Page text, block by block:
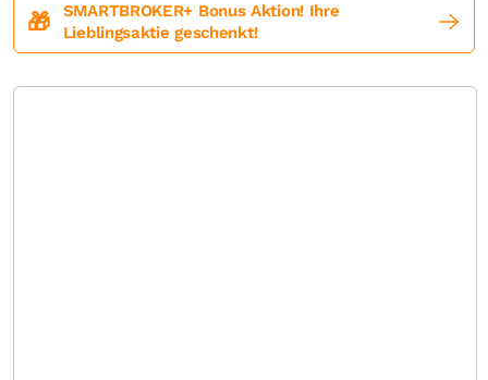
🎁
SMARTBROKER+ Bonus Aktion! Ihre
Lieblingsaktie geschenkt!